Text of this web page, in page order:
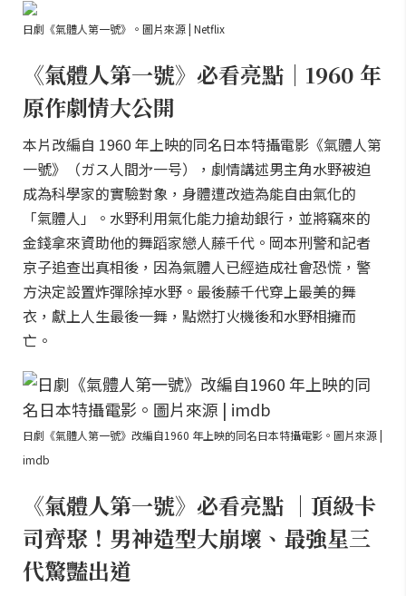
日劇《氣體人第一號》。圖片來源 | Netflix
《氣體人第一號》必看亮點｜1960 年
原作劇情大公開
本片改編自 1960 年上映的同名日本特攝電影《氣體人第
一號》（ガス人間㐧一号），劇情講述男主角水野被迫
成為科學家的實驗對象，身體遭改造為能自由氣化的
「氣體人」。水野利用氣化能力搶劫銀行，並將竊來的
金錢拿來資助他的舞蹈家戀人藤千代。岡本刑警和記者
京子追查出真相後，因為氣體人已經造成社會恐慌，警
方決定設置炸彈除掉水野。最後藤千代穿上最美的舞
衣，獻上人生最後一舞，點燃打火機後和水野相擁而
亡。
日劇《氣體人第一號》改編自1960 年上映的同名日本特攝電影。圖片來源 |
imdb
《氣體人第一號》必看亮點 ｜頂級卡
司齊聚！男神造型大崩壞、最強星三
代驚豔出道